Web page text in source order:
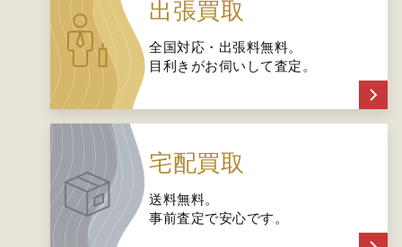
出張買取
全国対応・出張料無料。
目利きがお伺いして査定。
宅配買取
送料無料。
事前査定で安心です。